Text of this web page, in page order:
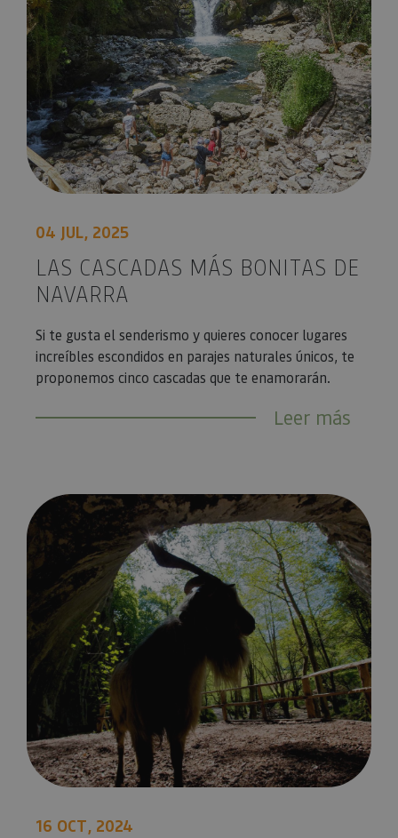
04 JUL, 2025
LAS CASCADAS MÁS BONITAS DE
NAVARRA
Si te gusta el senderismo y quieres conocer lugares
increíbles escondidos en parajes naturales únicos, te
proponemos cinco cascadas que te enamorarán.
Leer más
Enigmas y misterio para Halloween en Navarra
16 OCT, 2024